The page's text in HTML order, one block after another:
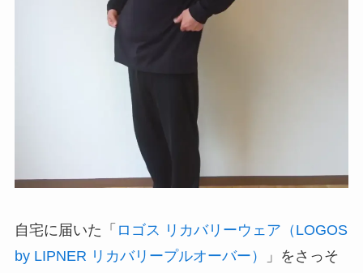
自宅に届いた「 ロゴス リカバリーウェア（LOGOS
by LIPNER リカバリープルオーバー）
」をさっそ